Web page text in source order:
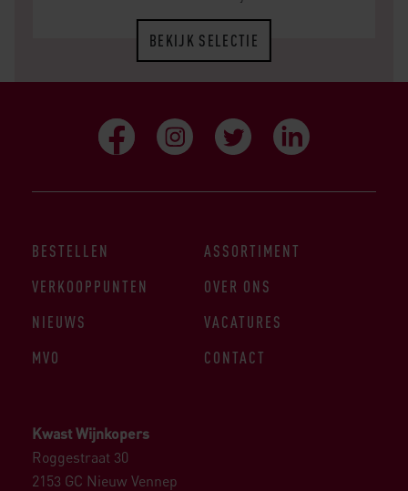
BEKIJK SELECTIE
Kwast Wijnkopers
Roggestraat 30
2153 GC Nieuw Vennep
BESTELLEN
ASSORTIMENT
VERKOOPPUNTEN
OVER ONS
NIEUWS
VACATURES
MVO
CONTACT